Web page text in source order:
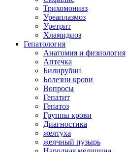
Трихомониаз
Уреаплазмоз
Уретрит
Хламидиоз
Гепатология
Анатомия и физиология
Аптечка
Билирубин
Болезни крови
Вопросы
Гепатит
Гепатоз
Группы крови
Диагностика
желтуха
желчный пузырь